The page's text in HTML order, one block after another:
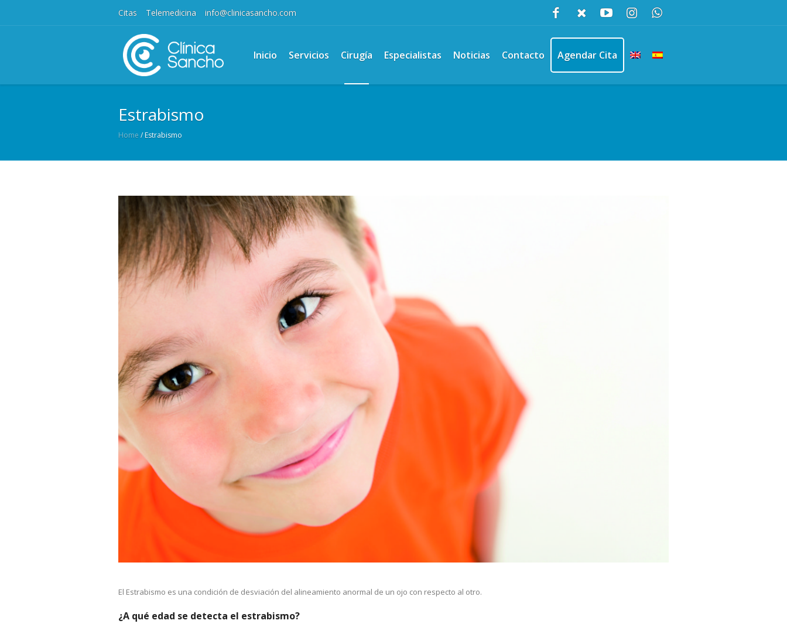
Citas Telemedicina info@clinicasancho.com
Inicio Servicios Cirugía Especialistas Noticias Contacto Agendar Cita
Estrabismo
Home /Estrabismo
El Estrabismo es una condición de desviación del alineamiento anormal de un ojo con respecto al otro.
¿A qué edad se detecta el estrabismo?